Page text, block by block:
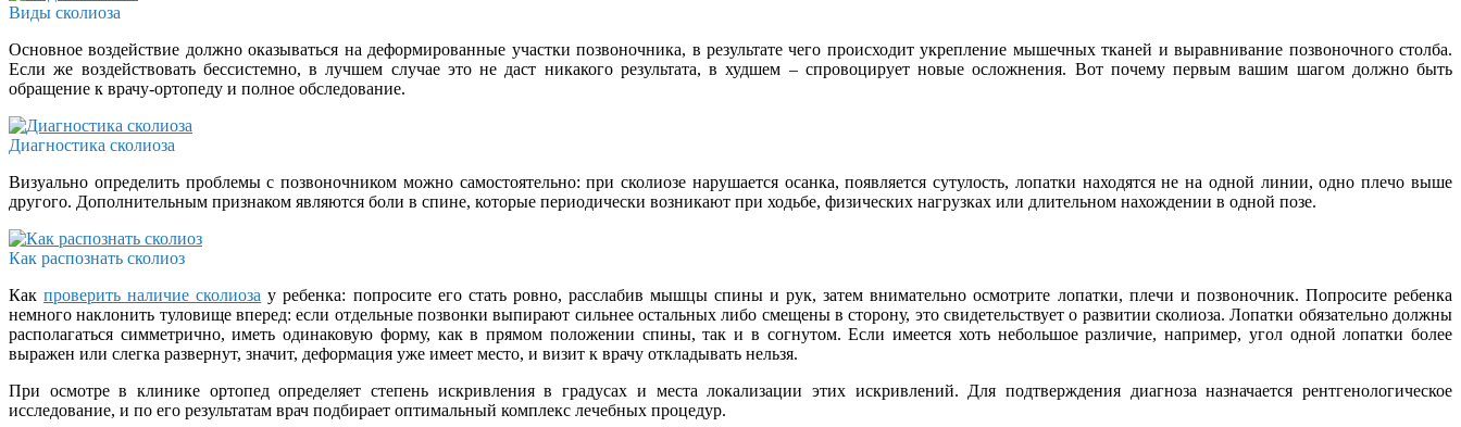
Виды сколиоза
Основное воздействие должно оказываться на деформированные участки позвоночника, в результате чего происходит укрепление мышечных тканей и выравнивание позвоночного столба.
Если же воздействовать бессистемно, в лучшем случае это не даст никакого результата, в худшем – спровоцирует новые осложнения. Вот почему первым вашим шагом должно быть
обращение к врачу-ортопеду и полное обследование.
Диагностика сколиоза
Визуально определить проблемы с позвоночником можно самостоятельно: при сколиозе нарушается осанка, появляется сутулость, лопатки находятся не на одной линии, одно плечо выше
другого. Дополнительным признаком являются боли в спине, которые периодически возникают при ходьбе, физических нагрузках или длительном нахождении в одной позе.
Как распознать сколиоз
Какпроверить наличие сколиоза у ребенка: попросите его стать ровно, расслабив мышцы спины и рук, затем внимательно осмотрите лопатки, плечи и позвоночник. Попросите ребенка
немного наклонить туловище вперед: если отдельные позвонки выпирают сильнее остальных либо смещены в сторону, это свидетельствует о развитии сколиоза. Лопатки обязательно должны
располагаться симметрично, иметь одинаковую форму, как в прямом положении спины, так и в согнутом. Если имеется хоть небольшое различие, например, угол одной лопатки более
выражен или слегка развернут, значит, деформация уже имеет место, и визит к врачу откладывать нельзя.
При осмотре в клинике ортопед определяет степень искривления в градусах и места локализации этих искривлений. Для подтверждения диагноза назначается рентгенологическое
исследование, и по его результатам врач подбирает оптимальный комплекс лечебных процедур.